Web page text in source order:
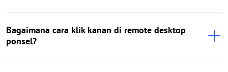
Bagaimana cara klik kanan di remote desktop
ponsel?